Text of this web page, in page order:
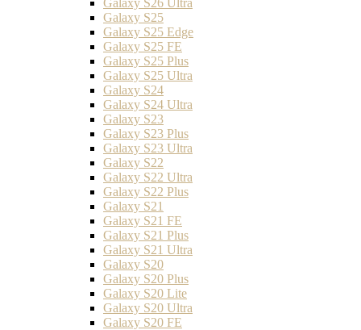
Galaxy S26 Ultra
Galaxy S25
Galaxy S25 Edge
Galaxy S25 FE
Galaxy S25 Plus
Galaxy S25 Ultra
Galaxy S24
Galaxy S24 Ultra
Galaxy S23
Galaxy S23 Plus
Galaxy S23 Ultra
Galaxy S22
Galaxy S22 Ultra
Galaxy S22 Plus
Galaxy S21
Galaxy S21 FE
Galaxy S21 Plus
Galaxy S21 Ultra
Galaxy S20
Galaxy S20 Plus
Galaxy S20 Lite
Galaxy S20 Ultra
Galaxy S20 FE